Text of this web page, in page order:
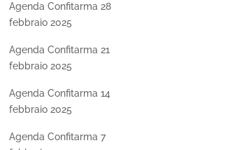
Agenda Confitarma 28
febbraio 2025
Agenda Confitarma 21
febbraio 2025
Agenda Confitarma 14
febbraio 2025
Agenda Confitarma 7